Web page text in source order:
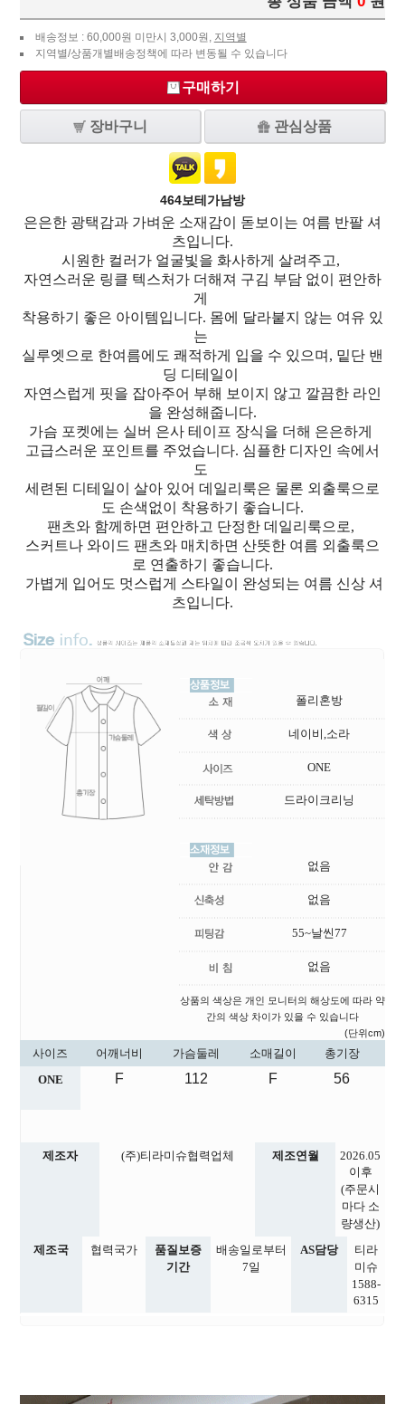
배송정보 : 60,000원 미만시 3,000원, 지역별
지역별/상품개별배송정책에 따라 변동될 수 있습니다
구매하기
장바구니 관심상품
464보테가남방
은은한 광택감과 가벼운 소재감이 돋보이는 여름 반팔 셔
츠입니다.
시원한 컬러가 얼굴빛을 화사하게 살려주고,
자연스러운 링클 텍스처가 더해져 구김 부담 없이 편안하
게
착용하기 좋은 아이템입니다. 몸에 달라붙지 않는 여유 있
는
실루엣으로 한여름에도 쾌적하게 입을 수 있으며, 밑단 밴
딩 디테일이
자연스럽게 핏을 잡아주어 부해 보이지 않고 깔끔한 라인
을 완성해줍니다.
가슴 포켓에는 실버 은사 테이프 장식을 더해 은은하게
고급스러운 포인트를 주었습니다. 심플한 디자인 속에서
도
세련된 디테일이 살아 있어 데일리룩은 물론 외출룩으로
도 손색없이 착용하기 좋습니다.
팬츠와 함께하면 편안하고 단정한 데일리룩으로,
스커트나 와이드 팬츠와 매치하면 산뜻한 여름 외출룩으
로 연출하기 좋습니다.
가볍게 입어도 멋스럽게 스타일이 완성되는 여름 신상 셔
츠입니다.
폴리혼방
네이비,소라
ONE
드라이크리닝
없음
없음
55~날씬77
없음
상품의 색상은 개인 모니터의 해상도에 따라 약
간의 색상 차이가 있을 수 있습니다
(단위cm)
사이즈 어깨너비 가슴둘레 소매길이
총기장
ONE
F 112 F 56
제조자 (주)티라미슈협력업체 제조연월
2026.05
이후
(주문시
마다 소
량생산)
제조국
협력국가
품질보증
기간
배송일로부터
7일
AS담당
티라
미슈
1588-
6315